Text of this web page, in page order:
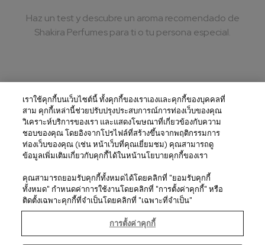
Haz un test y descubre un aroma recomendado de
Shakira Perfumes para ti o tu persona especial.
Panamá / Español
Términos y condiciones
Política de Privacidad
Política de Cookies
Contacto
เราใช้คุกกี้บนเว็บไซต์นี้ ทั้งคุกกี้ของเราเองและคุกกี้ของบุคคลที่
สาม คุกกี้เหล่านี้ช่วยปรับปรุงประสบการณ์การท่องเว็บของคุณ
วิเคราะห์บริการของเรา และแสดงโฆษณาที่เกี่ยวข้องกับความ
ชอบของคุณ โดยอิงจากโปรไฟล์ที่สร้างขึ้นจากพฤติกรรมการ
ท่องเว็บของคุณ (เช่น หน้าเว็บที่คุณเยี่ยมชม) คุณสามารถดู
ข้อมูลเพิ่มเติมเกี่ยวกับคุกกี้ได้ในหน้านโยบายคุกกี้ของเรา
คุณสามารถยอมรับคุกกี้ทั้งหมดได้โดยคลิกที่ "ยอมรับคุกกี้
ทั้งหมด" กำหนดค่าการใช้งานโดยคลิกที่ "การตั้งค่าคุกกี้" หรือ
ติดตั้งเฉพาะคุกกี้ที่จำเป็นโดยคลิกที่ "เฉพาะที่จำเป็น"
การตั้งค่าคุกกี้